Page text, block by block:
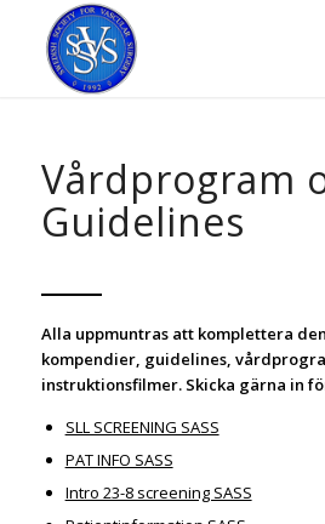
Vårdprogram
Guidelines
Alla uppmuntras att komplettera
kompendier, guidelines,
instruktionsfilmer. Skicka gärna in
SLL SCREENING SASS
PAT INFO SASS
Intro 23-8 screening SASS